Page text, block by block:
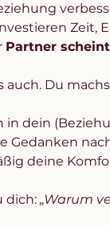
Zeit,
Partner
Du
in dein
Gedanken
deine
dich: „Warum